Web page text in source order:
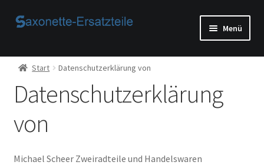
Zur
Zum
Menü
Start
AGB
Beispiel-Seite
Start Datenschutzerklärung von
Datenschutzerklärung
von
Michael Scheer Zweiradteile und Handelswaren